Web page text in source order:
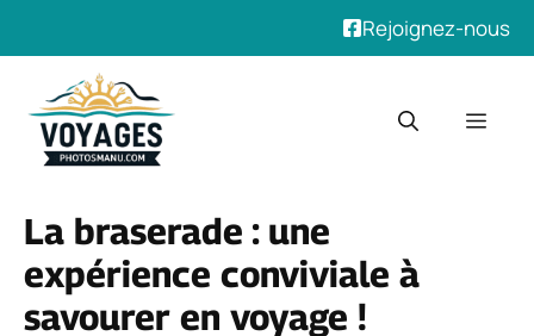
Rejoignez-nous
contenu
La braserade : une
expérience conviviale à
savourer en voyage !